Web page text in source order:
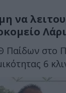
να
στο
6